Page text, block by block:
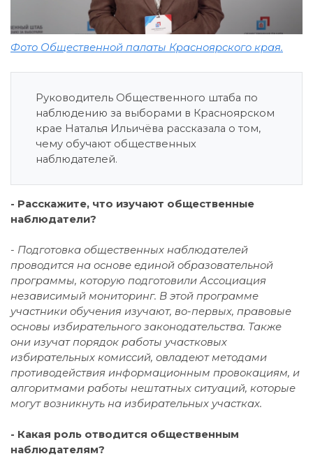
Фото Общественной палаты Красноярского края.
Руководитель Общественного штаба по
наблюдению за выборами в Красноярском
крае Наталья Ильичёва рассказала о том,
чему обучают общественных
наблюдателей.
- Расскажите, что изучают общественные
наблюдатели?
- Подготовка общественных наблюдателей
проводится на основе единой образовательной
программы, которую подготовили Ассоциация
независимый мониторинг. В этой программе
участники обучения изучают, во-первых, правовые
основы избирательного законодательства. Также
они изучат порядок работы участковых
избирательных комиссий, овладеют методами
противодействия информационным провокациям, и
алгоритмами работы нештатных ситуаций, которые
могут возникнуть на избирательных участках.
- Какая роль отводится общественным
наблюдателям?